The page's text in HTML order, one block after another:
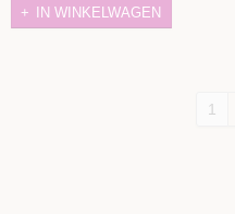
IN WINKELWAGEN
1